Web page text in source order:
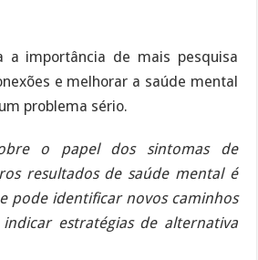
a importância de mais pesquisa
e melhorar a saúde mental
problema sério.
o papel dos sintomas de
resultados de saúde mental é
pode identificar novos caminhos
estratégias de alternativa